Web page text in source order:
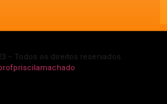
– Todos os direitos reservados.